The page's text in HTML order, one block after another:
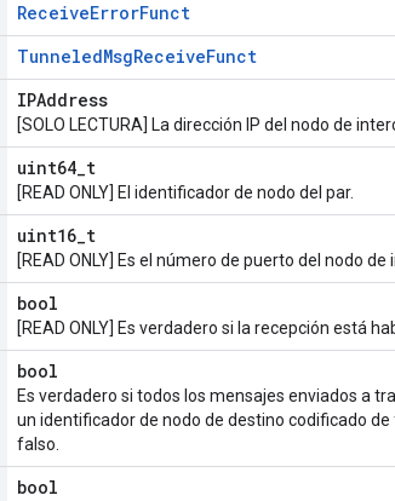
ReceiveErrorFunct
TunneledMsgReceiveFunct
IPAddress
[SOLO LECTURA] La dirección IP del nodo de
uint64_t
[READ ONLY] El identificador de nodo del par.
uint16_t
[READ ONLY] Es el número de puerto del nodo
bool
[READ ONLY] Es verdadero si la recepción está
bool
Es verdadero si todos los mensajes enviados a
un identificador de nodo de destino codificado
falso.
bool